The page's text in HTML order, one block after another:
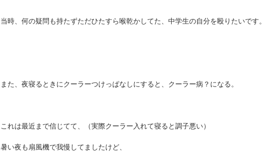
当時、何の疑問も持たずただひたすら喉乾かしてた、中学生の自分を殴りたいです。
また、夜寝るときにクーラーつけっぱなしにすると、クーラー病？になる。
これは最近まで信じてて、（実際クーラー入れて寝ると調子悪い）
暑い夜も扇風機で我慢してましたけど、